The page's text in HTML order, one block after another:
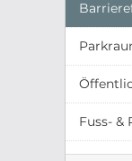
Fuss- &